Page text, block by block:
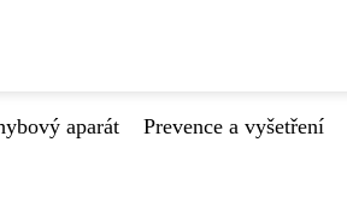
aparát Prevence a vyšetření